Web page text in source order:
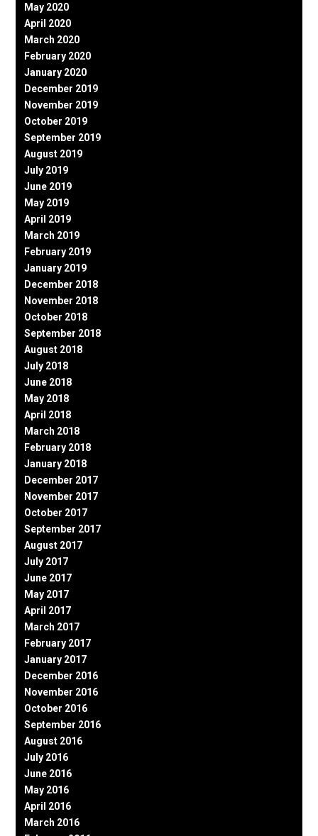
May 2020
April 2020
March 2020
February 2020
January 2020
December 2019
November 2019
October 2019
September 2019
August 2019
July 2019
June 2019
May 2019
April 2019
March 2019
February 2019
January 2019
December 2018
November 2018
October 2018
September 2018
August 2018
July 2018
June 2018
May 2018
April 2018
March 2018
February 2018
January 2018
December 2017
November 2017
October 2017
September 2017
August 2017
July 2017
June 2017
May 2017
April 2017
March 2017
February 2017
January 2017
December 2016
November 2016
October 2016
September 2016
August 2016
July 2016
June 2016
May 2016
April 2016
March 2016